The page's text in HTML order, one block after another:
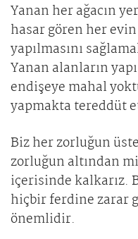
Yanan her ağacın
hasar gören her
yapılmasını
Yanan alanların
endişeye mahal
yapmakta tereddüt
Biz her zorluğun
zorluğun altından
içerisinde
hiçbir ferdine zarar
önemlidir.